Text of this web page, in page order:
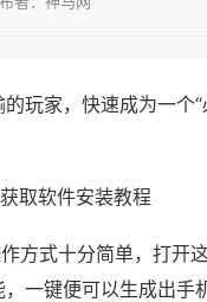
玩家，快速成为一个
取软件安装教程
方式十分简单，打开
一键便可以生成出手